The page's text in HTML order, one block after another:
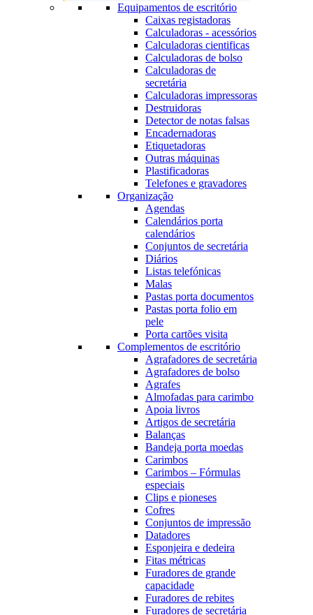
Equipamentos de escritório
Caixas registadoras
Calculadoras - acessórios
Calculadoras cientificas
Calculadoras de bolso
Calculadoras de
secretária
Calculadoras impressoras
Destruidoras
Detector de notas falsas
Encadernadoras
Etiquetadoras
Outras máquinas
Plastificadoras
Telefones e gravadores
Organização
Agendas
Calendários porta
calendários
Conjuntos de secretária
Diários
Listas telefónicas
Malas
Pastas porta documentos
Pastas porta folio em
pele
Porta cartões visita
Complementos de escritório
Agrafadores de secretária
Agrafadores de bolso
Agrafes
Almofadas para carimbo
Apoia livros
Artigos de secretária
Balanças
Bandeja porta moedas
Carimbos
Carimbos – Fórmulas
especiais
Clips e pioneses
Cofres
Conjuntos de impressão
Datadores
Esponjeira e dedeira
Fitas métricas
Furadores de grande
capacidade
Furadores de rebites
Furadores de secretária